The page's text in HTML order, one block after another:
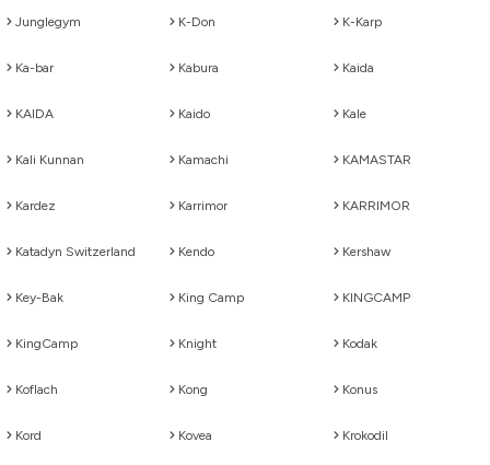
Junglegym K-Don K-Karp
Ka-bar Kabura Kaida
KAIDA Kaido Kale
Kali Kunnan Kamachi KAMASTAR
Kardez Karrimor KARRIMOR
Katadyn Switzerland Kendo Kershaw
Key-Bak King Camp KINGCAMP
KingCamp Knight Kodak
Koflach Kong Konus
Kord Kovea Krokodil